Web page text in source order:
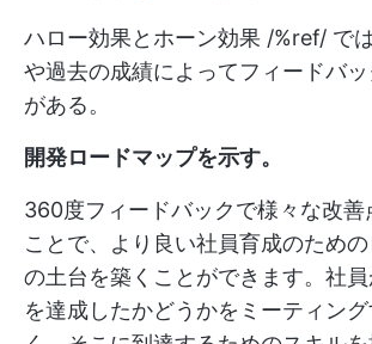
ハロー効果とホーン効果 /%ref/ で
や過去の成績によってフィードバッ
がある。
開発ロードマップを示す。
360度フィードバックで様々な改善
ことで、より良い社員育成のため
の土台を築くことができます。社
を達成したかどうかをミーティン